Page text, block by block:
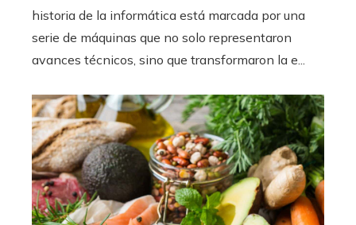
historia de la informática está marcada por una
serie de máquinas que no solo representaron
avances técnicos, sino que transformaron la e...